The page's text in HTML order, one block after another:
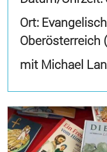
Ort:
Oberösterreich
mit Michael